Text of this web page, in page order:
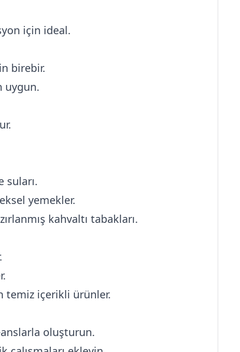
için ideal.
birebir.
uygun.
suları.
yemekler.
kahvaltı tabakları.
temiz içerikli ürünler.
oluşturun.